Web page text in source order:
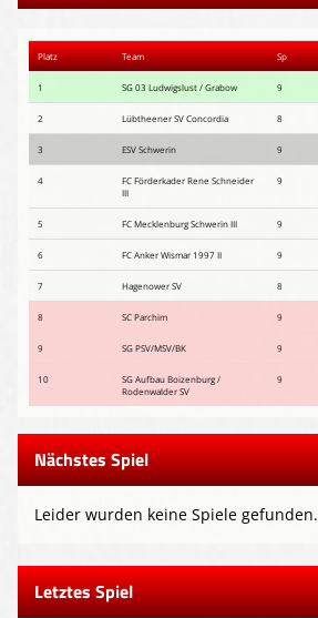
Platz Team Sp
1 SG 03 Ludwigslust / Grabow 9
2 Lübtheener SV Concordia 8
3 ESV Schwerin 9
4
FC Förderkader Rene Schneider
III
9
5 FC Mecklenburg Schwerin III 9
6 FC Anker Wismar 1997 II 9
7 Hagenower SV 8
8 SC Parchim 9
9 SG PSV/MSV/BK 9
10
SG Aufbau Boizenburg /
Rodenwalder SV
9
Nächstes Spiel
Leider wurden keine Spiele gefunden.
Letztes Spiel